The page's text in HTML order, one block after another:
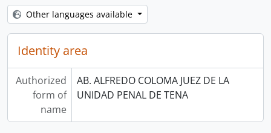
Other languages available
Identity area
Authorized
form of
name
AB. ALFREDO COLOMA JUEZ DE LA
UNIDAD PENAL DE TENA